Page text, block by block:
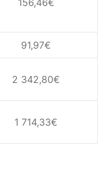
156,46€
91,97€
2 342,80€
1 714,33€